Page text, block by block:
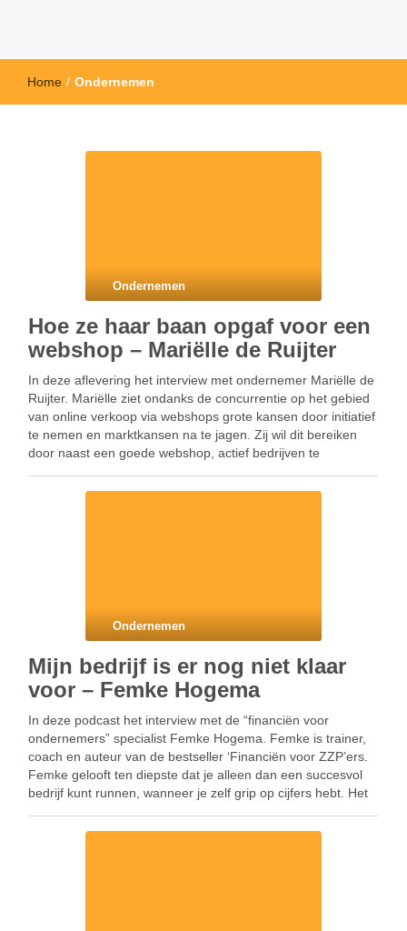
Home / Ondernemen
Ondernemen
Hoe ze haar baan opgaf voor een
webshop – Mariëlle de Ruijter
In deze aflevering het interview met ondernemer Mariëlle de
Ruijter. Mariëlle ziet ondanks de concurrentie op het gebied
van online verkoop via webshops grote kansen door initiatief
te nemen en marktkansen na te jagen. Zij wil dit bereiken
door naast een goede webshop, actief bedrijven te
Ondernemen
Mijn bedrijf is er nog niet klaar
voor – Femke Hogema
In deze podcast het interview met de “financiën voor
ondernemers” specialist Femke Hogema. Femke is trainer,
coach en auteur van de bestseller ‘Financiën voor ZZP’ers.
Femke gelooft ten diepste dat je alleen dan een succesvol
bedrijf kunt runnen, wanneer je zelf grip op cijfers hebt. Het